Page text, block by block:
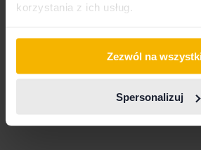
korzystania z ich usług.
Zezwól na
Spersonalizuj
Nissan LEAF
Nissan Navara